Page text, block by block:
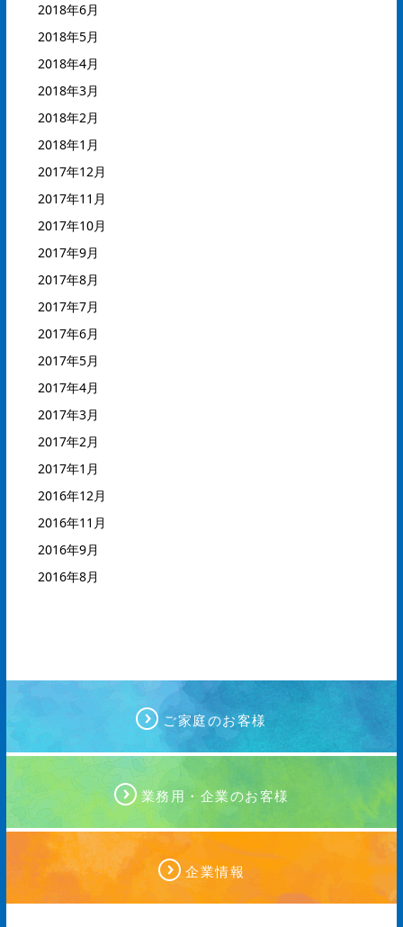
2018年6月
2018年5月
2018年4月
2018年3月
2018年2月
2018年1月
2017年12月
2017年11月
2017年10月
2017年9月
2017年8月
2017年7月
2017年6月
2017年5月
2017年4月
2017年3月
2017年2月
2017年1月
2016年12月
2016年11月
2016年9月
2016年8月
ご家庭のお客様
業務用・企業のお客様
企業情報